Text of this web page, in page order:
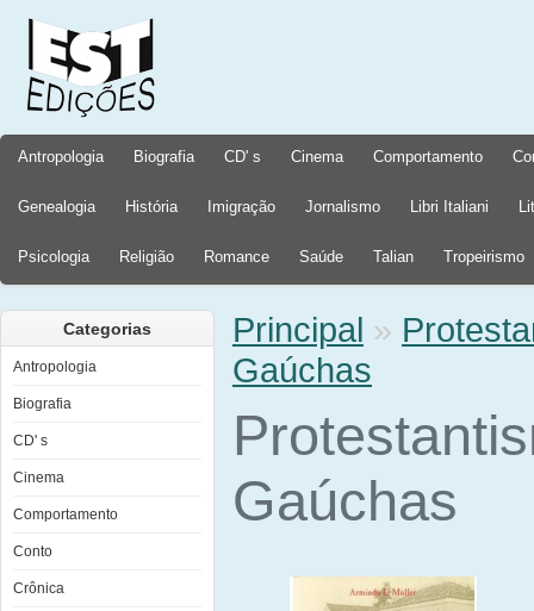
Antropologia Biografia CD' s Cinema Comportamento
Genealogia História Imigração Jornalismo Libri Italiani
Psicologia Religião Romance Saúde Talian Tropeirismo
Categorias
Antropologia
Biografia
CD' s
Cinema
Comportamento
Conto
Crônica
Principal »
Gaúchas
Gaúchas